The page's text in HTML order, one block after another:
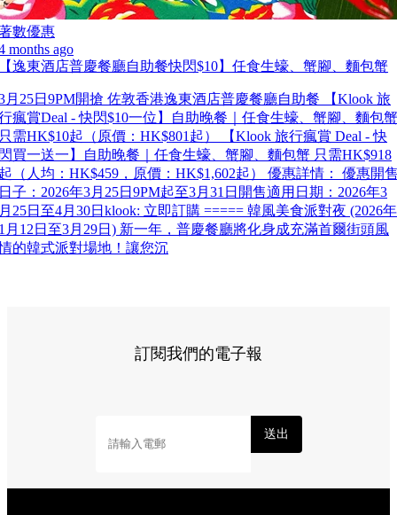
數優惠
months ago
逸東酒店普慶餐廳自助餐快閃$10】任食生蠔、蟹腳、麵包蟹
月25日9PM開搶 佐敦香港逸東酒店普慶餐廳自助餐 【Klook 旅
瘋賞Deal - 快閃$10一位】自助晚餐｜任食生蠔、蟹腳、麵包蟹
需HK$10起（原價：HK$801起） 【Klook 旅行瘋賞 Deal - 快
買一送一】自助晚餐｜任食生蠔、蟹腳、麵包蟹 只需HK$918
（人均：HK$459，原價：HK$1,602起） 優惠詳情： 優惠開
子：2026年3月25日9PM起至3月31日開售適用日期：2026年3
25日至4月30日klook: 立即訂購 ===== 韓風美食派對夜 (2026年
月12日至3月29日) 新一年，普慶餐廳將化身成充滿首爾街頭風
的韓式派對場地！讓您沉
訂閱我們的電子報
送出